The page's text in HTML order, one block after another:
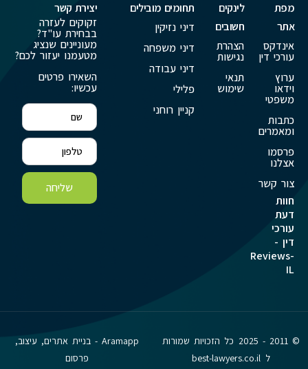
מפת
אתר
אינדקס
עורכי דין
ערוץ
וידאו
משפטי
כתבות
ומאמרים
פרסמו
אצלנו
צור קשר
חוות
דעת
עורכי
דין -
Reviews-
IL
לינקים
חשובים
הצהרת
נגישות
תנאי
שימוש
תחומים מובילים
דיני נזיקין
דיני משפחה
דיני עבודה
פלילי
קניין רוחני
יצירת קשר
זקוקים לעזרה
בבחירת עו"ד?
מעוניינים שנציג
מטעמנו יעזור לכם?
השאירו פרטים
עכשיו:
שליחה
© 2011 - 2025 כל הזכויות שמורות
ל best-lawyers.co.il
Aramapp - בניית אתרים, עיצוב,
פרסום